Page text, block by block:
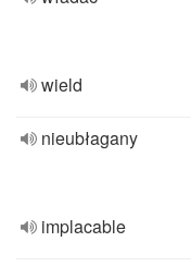
wield
nieubłagany
implacable